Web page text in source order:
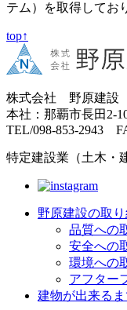
テム）を取得してお
top↑
株式会社 野原建設
本社：那覇市長田2-
TEL/098-853-2943
特定建設業（土木・
野原建設の取
品質への
安全への
環境への
アフター
建物が出来る